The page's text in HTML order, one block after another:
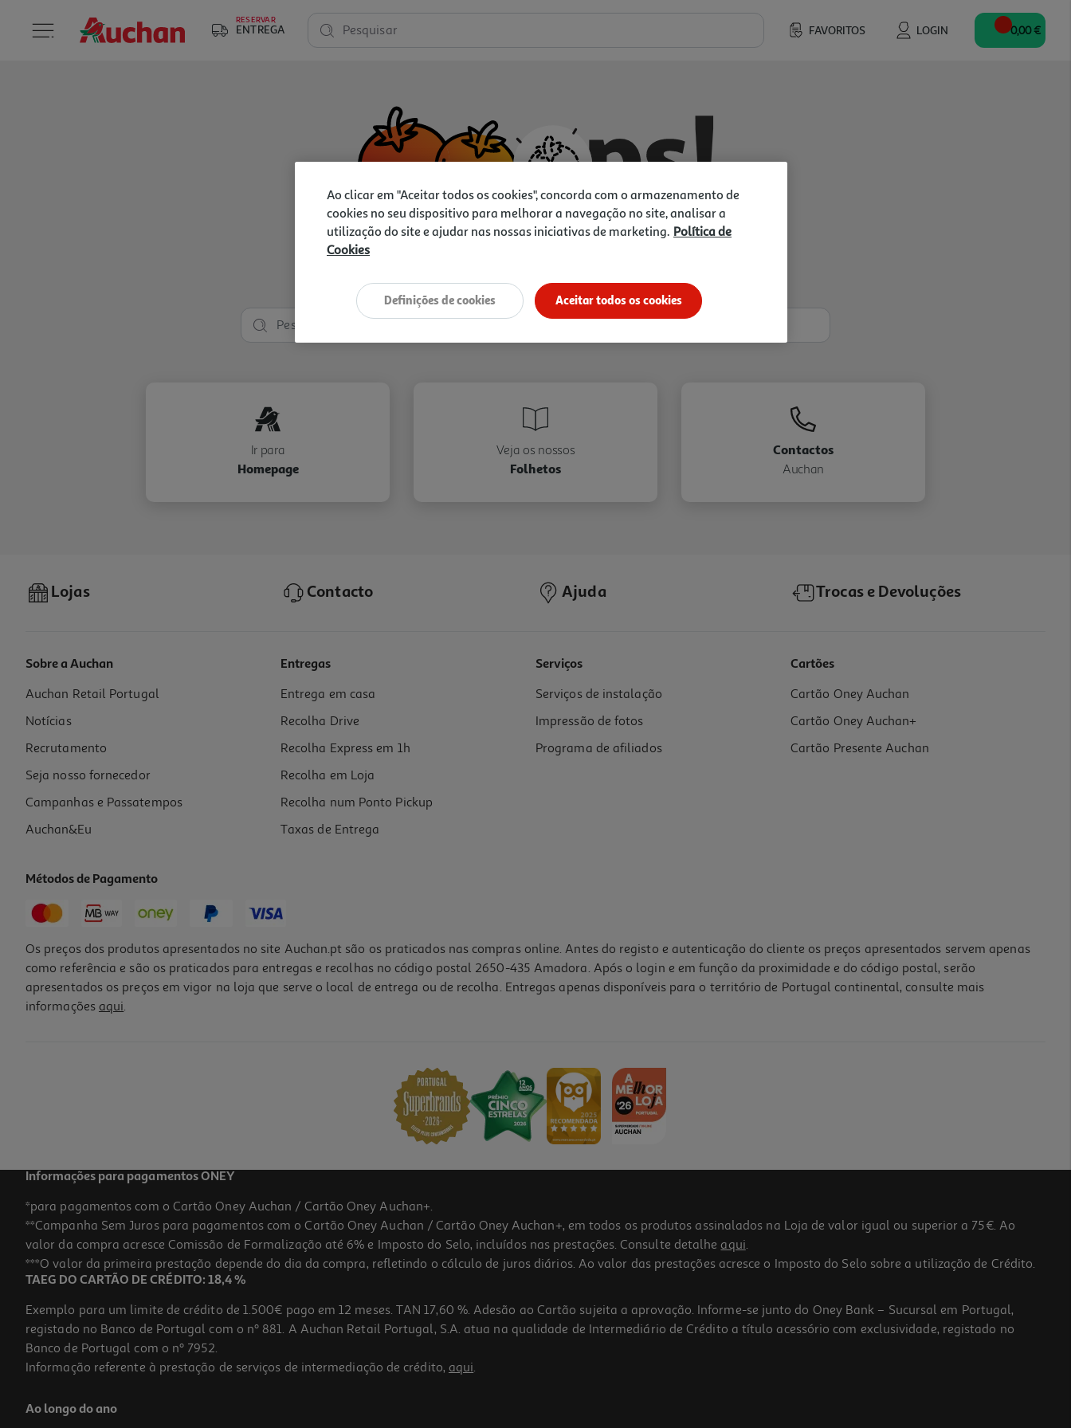
RESERVAR
ENTREGA FAVORITOS LOGIN
Pesquisar 0,00 €
Vamos tentar de novo?
Ir para
Homepage
Veja os nossos
Folhetos
Contactos
Auchan
Lojas Contacto Ajuda Trocas e Devoluções
Sobre a Auchan
Auchan Retail Portugal
Notícias
Recrutamento
Seja nosso fornecedor
Campanhas e Passatempos
Auchan&Eu
Entregas
Entrega em casa
Recolha Drive
Recolha Express em 1h
Recolha em Loja
Recolha num Ponto Pickup
Taxas de Entrega
Serviços
Serviços de instalação
Impressão de fotos
Programa de afiliados
Cartões
Cartão Oney Auchan
Cartão Oney Auchan+
Cartão Presente Auchan
Métodos de Pagamento
Os preços dos produtos apresentados no site Auchan.pt são os praticados nas compras online. Antes do registo e autenticação do cliente os preços apresentados servem apenas
como referência e são os praticados para entregas e recolhas no código postal 2650-435 Amadora. Após o login e em função da proximidade e do código postal, serão
apresentados os preços em vigor na loja que serve o local de entrega ou de recolha. Entregas apenas disponíveis para o território de Portugal continental, consulte mais
informações aqui.
Informações para pagamentos ONEY
*para pagamentos com o Cartão Oney Auchan / Cartão Oney Auchan+.
**Campanha Sem Juros para pagamentos com o Cartão Oney Auchan / Cartão Oney Auchan+, em todos os produtos assinalados na Loja de valor igual ou superior a 75€. Ao
valor da compra acresce Comissão de Formalização até 6% e Imposto do Selo, incluídos nas prestações. Consulte detalhe aqui.
***O valor da primeira prestação depende do dia da compra, refletindo o cálculo de juros diários. Ao valor das prestações acresce o Imposto do Selo sobre a utilização de Crédito.
TAEG DO CARTÃO DE CRÉDITO: 18,4 %
Exemplo para um limite de crédito de 1.500€ pago em 12 meses. TAN 17,60 %. Adesão ao Cartão sujeita a aprovação. Informe-se junto do Oney Bank – Sucursal em Portugal,
registado no Banco de Portugal com o nº 881. A Auchan Retail Portugal, S.A. atua na qualidade de Intermediário de Crédito a título acessório com exclusividade, registado no
Banco de Portugal com o nº 7952.
Informação referente à prestação de serviços de intermediação de crédito, aqui.
Ao longo do ano
Ao clicar em "Aceitar todos os cookies", concorda com o armazenamento de
cookies no seu dispositivo para melhorar a navegação no site, analisar a
utilização do site e ajudar nas nossas iniciativas de marketing. Política de
Cookies
Aceitar todos os cookies
Definições de cookies